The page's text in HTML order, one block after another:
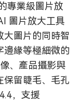
專業級圖片放
圖片放大工具
大圖片的同時智
緣等極細微的
、產品攝影與
保留睫毛、毛孔
，支援